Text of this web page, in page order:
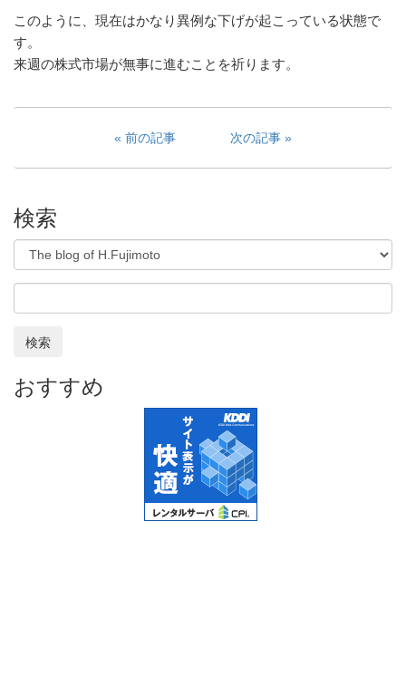
このように、現在はかなり異例な下げが起こっている状態で
す。
来週の株式市場が無事に進むことを祈ります。
前の記事 次の記事
検索
検索
おすすめ